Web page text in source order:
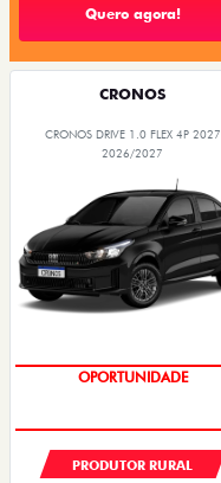
Quero agora!
CRONOS
CRONOS DRIVE 1.0 FLEX 4P 2027
2026/2027
OPORTUNIDADE
PRODUTOR RURAL